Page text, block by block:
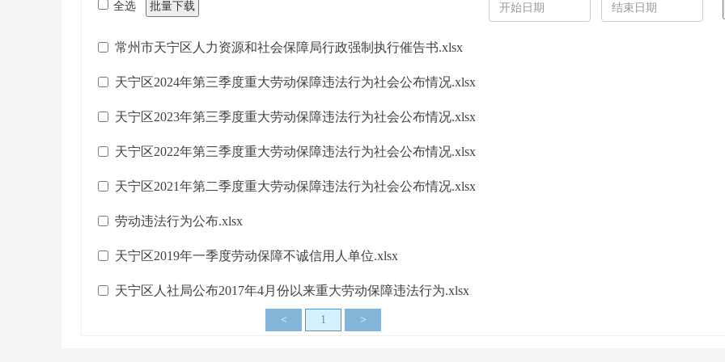
全选 批量下载
常州市天宁区人力资源和社会保障局行政强制执行催告书.xlsx
天宁区2024年第三季度重大劳动保障违法行为社会公布情况.xlsx
天宁区2023年第三季度重大劳动保障违法行为社会公布情况.xlsx
天宁区2022年第三季度重大劳动保障违法行为社会公布情况.xlsx
天宁区2021年第二季度重大劳动保障违法行为社会公布情况.xlsx
劳动违法行为公布.xlsx
天宁区2019年一季度劳动保障不诚信用人单位.xlsx
天宁区人社局公布2017年4月份以来重大劳动保障违法行为.xlsx
< 1 >